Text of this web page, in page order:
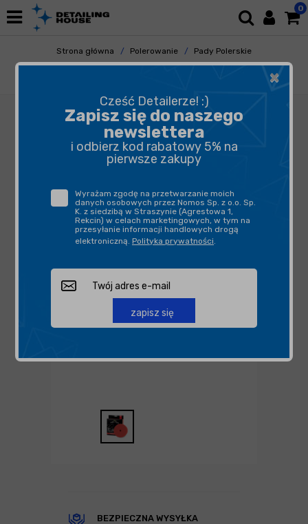
0
Strona główna Polerowanie
Pady Polerskie
Gąbki Polerskie
BEZPIECZNA WYSYŁKA
×
Cześć Detailerze! :)
Zapisz się do naszego
newslettera
i odbierz kod rabatowy 5% na
pierwsze zakupy
Wyrażam zgodę na przetwarzanie moich
danych osobowych przez Nomos Sp. z o.o. Sp.
K. z siedzibą w Straszynie (Agrestowa 1,
Rekcin) w celach marketingowych, w tym na
przesyłanie informacji handlowych drogą
elektroniczną. Polityka prywatności.
zapisz się